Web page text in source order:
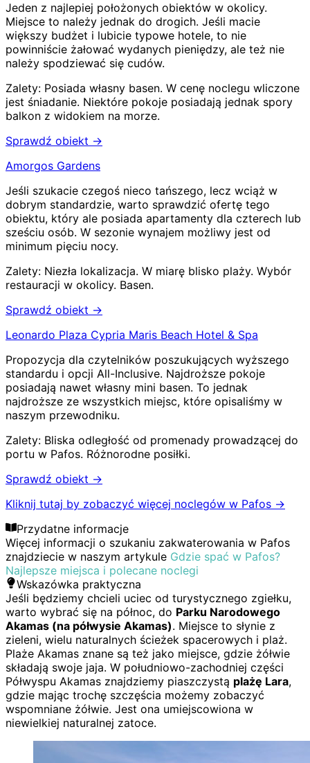
Jeden z najlepiej położonych obiektów w okolicy.
Miejsce to należy jednak do drogich. Jeśli macie
większy budżet i lubicie typowe hotele, to nie
powinniście żałować wydanych pieniędzy, ale też nie
należy spodziewać się cudów.
Zalety: Posiada własny basen. W cenę noclegu wliczone
jest śniadanie. Niektóre pokoje posiadają jednak spory
balkon z widokiem na morze.
Sprawdź obiekt →
Amorgos Gardens
Jeśli szukacie czegoś nieco tańszego, lecz wciąż w
dobrym standardzie, warto sprawdzić ofertę tego
obiektu, który ale posiada apartamenty dla czterech lub
sześciu osób. W sezonie wynajem możliwy jest od
minimum pięciu nocy.
Zalety: Niezła lokalizacja. W miarę blisko plaży. Wybór
restauracji w okolicy. Basen.
Sprawdź obiekt →
Leonardo Plaza Cypria Maris Beach Hotel & Spa
Propozycja dla czytelników poszukujących wyższego
standardu i opcji All-Inclusive. Najdroższe pokoje
posiadają nawet własny mini basen. To jednak
najdroższe ze wszystkich miejsc, które opisaliśmy w
naszym przewodniku.
Zalety: Bliska odległość od promenady prowadzącej do
portu w Pafos. Różnorodne posiłki.
Sprawdź obiekt →
Kliknij tutaj by zobaczyć więcej noclegów w Pafos →
Przydatne informacje
Więcej informacji o szukaniu zakwaterowania w Pafos
znajdziecie w naszym artykule Gdzie spać w Pafos?
Najlepsze miejsca i polecane noclegi
Wskazówka praktyczna
Jeśli będziemy chcieli uciec od turystycznego zgiełku,
warto wybrać się na północ, do Parku Narodowego
Akamas (na półwysie Akamas). Miejsce to słynie z
zieleni, wielu naturalnych ścieżek spacerowych i plaż.
Plaże Akamas znane są też jako miejsce, gdzie żółwie
składają swoje jaja. W południowo-zachodniej części
Półwyspu Akamas znajdziemy piaszczystą plażę Lara,
gdzie mając trochę szczęścia możemy zobaczyć
wspomniane żółwie. Jest ona umiejscowiona w
niewielkiej naturalnej zatoce.